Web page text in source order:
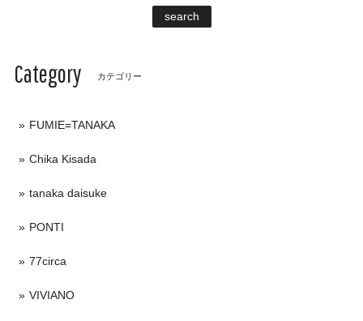
search
Category カテゴリー
FUMIE=TANAKA
Chika Kisada
tanaka daisuke
PONTI
77circa
VIVIANO